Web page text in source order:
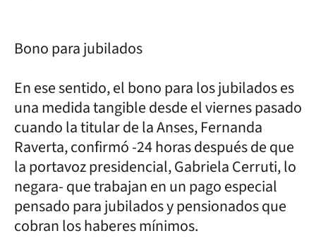
Bono para jubilados
En ese sentido, el bono para los jubilados es
una medida tangible desde el viernes pasado
cuando la titular de la Anses, Fernanda
Raverta, confirmó -24 horas después de que
la portavoz presidencial, Gabriela Cerruti, lo
negara- que trabajan en un pago especial
pensado para jubilados y pensionados que
cobran los haberes mínimos.